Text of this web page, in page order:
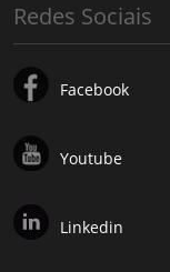
Redes Sociais
Facebook
Youtube
Linkedin